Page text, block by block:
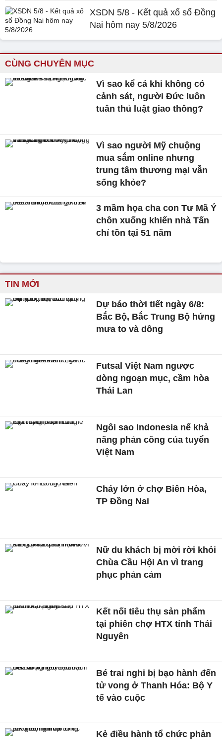
XSDN 5/8 - Kết quả xổ số Đồng
Nai hôm nay 5/8/2026
CÙNG CHUYÊN MỤC
Vì sao kể cả khi không có
cảnh sát, người Đức luôn
tuân thủ luật giao thông?
Vì sao người Mỹ chuộng
mua sắm online nhưng
trung tâm thương mại vẫn
sống khỏe?
3 mầm họa cha con Tư Mã Ý
chôn xuống khiến nhà Tấn
chỉ tồn tại 51 năm
TIN MỚI
Dự báo thời tiết ngày 6/8:
Bắc Bộ, Bắc Trung Bộ hứng
mưa to và dông
Futsal Việt Nam ngược
dòng ngoạn mục, cầm hòa
Thái Lan
Ngôi sao Indonesia nể khả
năng phản công của tuyển
Việt Nam
Cháy lớn ở chợ Biên Hòa,
TP Đồng Nai
Nữ du khách bị mời rời khỏi
Chùa Cầu Hội An vì trang
phục phản cảm
Kết nối tiêu thụ sản phẩm
tại phiên chợ HTX tỉnh Thái
Nguyên
Bé trai nghi bị bạo hành đến
tử vong ở Thanh Hóa: Bộ Y
tế vào cuộc
Kẻ điều hành tổ chức phản